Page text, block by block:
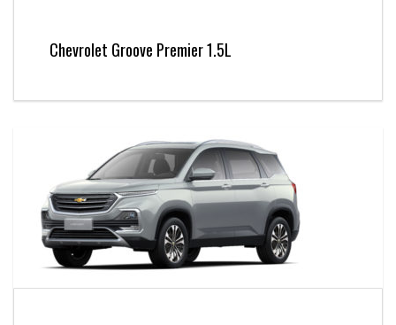
Chevrolet Groove Premier 1.5L